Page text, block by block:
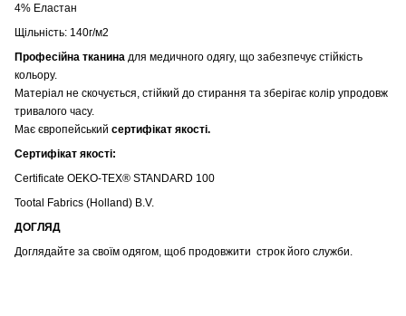
4% Еластан
Щільність: 140г/м2
Професійна тканина для медичного одягу, що забезпечує стійкість
кольору.
Матеріал не скочується, стійкий до стирання та зберігає колір упродовж
тривалого часу.
Має європейський сертифікат якості.
Сертифікат якості:
Certificate OEKO-TEX® STANDARD 100
Tootal Fabrics (Holland) B.V.
ДОГЛЯД
Доглядайте за своїм одягом, щоб продовжити строк його служби.